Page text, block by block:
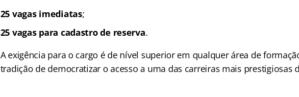
25 vagas imediatas;
25 vagas para cadastro de reserva.
A exigência para o cargo é de nível superior em qualquer área de
tradição de democratizar o acesso a uma das carreiras mais prestigiosas